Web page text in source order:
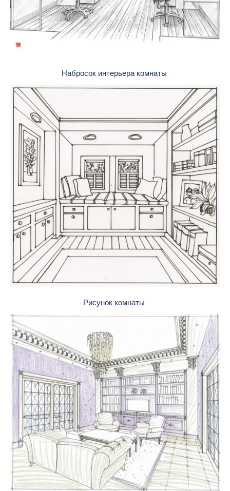
Набросок интерьера комнаты
Рисунок комнаты